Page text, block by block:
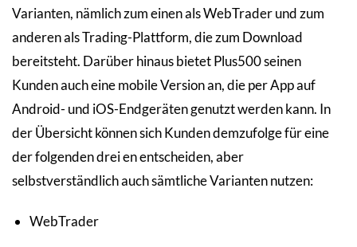
Varianten, nämlich zum einen als WebTrader und zum
anderen als Trading-Plattform, die zum Download
bereitsteht. Darüber hinaus bietet Plus500 seinen
Kunden auch eine mobile Version an, die per App auf
Android- und iOS-Endgeräten genutzt werden kann. In
der Übersicht können sich Kunden demzufolge für eine
der folgenden drei en entscheiden, aber
selbstverständlich auch sämtliche Varianten nutzen:
WebTrader